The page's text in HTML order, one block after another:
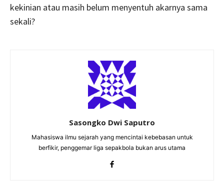
kekinian atau masih belum menyentuh akarnya sama
sekali?
Sasongko Dwi Saputro
Mahasiswa ilmu sejarah yang mencintai kebebasan untuk
berfikir, penggemar liga sepakbola bukan arus utama